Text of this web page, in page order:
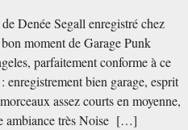
Denée Segall enregistré chez
moment de Garage Punk
parfaitement conforme à ce
enregistrement bien garage, esprit
assez courts en moyenne,
ambiance très Noise […]